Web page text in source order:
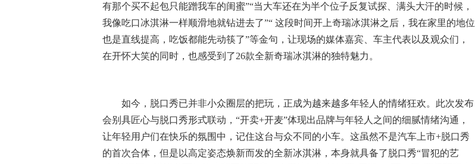
有那个买不起包只能蹭我车的闺蜜”“当大车还在为半个位子反复试探、满头大汗的时候，
我像吃口冰淇淋一样顺滑地就钻进去了”“ 这段时间开上奇瑞冰淇淋之后，我在家里的地位
也是直线提高，吃饭都能先动筷了”等金句，让现场的媒体嘉宾、车主代表以及观众们，
在开怀大笑的同时，也感受到了26款全新奇瑞冰淇淋的独特魅力。
如今，脱口秀已并非小众圈层的把玩，正成为越来越多年轻人的情绪狂欢。此次发布
会别具匠心与脱口秀形式联动，“开卖+开麦”体现出品牌与年轻人之间的细腻情绪沟通，
让年轻用户们在快乐的氛围中，记住这台与众不同的小车。这虽然不是汽车上市+脱口秀
的首次合体，但是以高定姿态焕新而发的全新冰淇淋，本身就具备了脱口秀“冒犯的艺